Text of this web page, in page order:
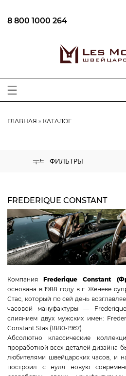
8 800 1000 264
ГЛАВНАЯ КАТАЛОГ
ФИЛЬТРЫ
CARL VON ZEYTEN
LONGINES
WAINER
TISSOT
CANDINO
JACQUES LEMANS
TAG HEUER
CERTINA
RADO
SWISS MILITARY HANOWA
ROAMER
CLAUDE BERNARD
MICHEL HERBELIN
VICTORINOX
FREDERIQUE CONSTANT
КомпанияFrederique Constant
основана в 1988 году в г. Женеве
Стас, который по сей день
часовой мануфактуры —
слиянием двух мужских имен:
Constant Stas (1880-1967).
Абсолютно классические
проработкой всех деталей дизайна
любителями швейцарских часов, и
построил с нуля новую